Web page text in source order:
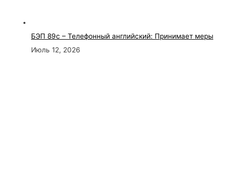
БЭП 89с – Телефонный английский: Принимает меры
Июль 12, 2026